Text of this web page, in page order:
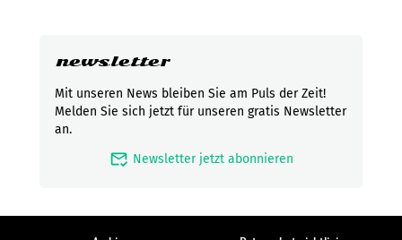
newsletter
Mit unseren News bleiben Sie am Puls der Zeit!
Melden Sie sich jetzt für unseren gratis Newsletter
an.
mark_email_read Newsletter jetzt abonnieren